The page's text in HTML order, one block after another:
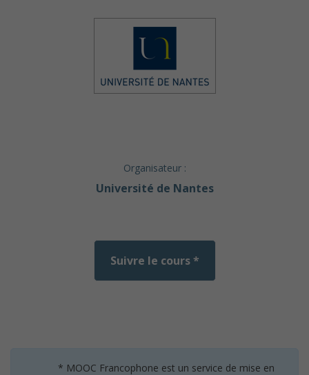
Organisateur :
Université de Nantes
Suivre le cours *
* MOOC Francophone est un service de mise en